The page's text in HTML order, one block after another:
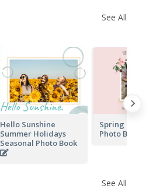
See All
Hello Sunshine
Summer Holidays
Seasonal Photo Book
Spring Day
Photo Book
See All